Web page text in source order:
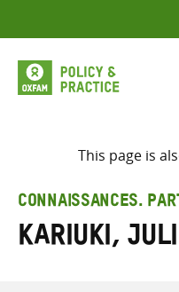
to
content
This page is
CONNAISSANCES.
Kariuki,